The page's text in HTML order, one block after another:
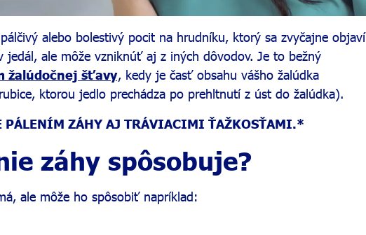
alebo bolestivý pocit na hrudníku, ktorý sa zvyčajne objaví
jedál, ale môže vzniknúť aj z iných dôvodov. Je to bežný
žalúdočnej šťavy, kedy je časť obsahu vášho žalúdka
ktorou jedlo prechádza po prehltnutí z úst do žalúdka).
ZÁHY AJ TRÁVIACIMI ŤAŽKOSŤAMI.*
záhy spôsobuje?
ale môže ho spôsobiť napríklad: